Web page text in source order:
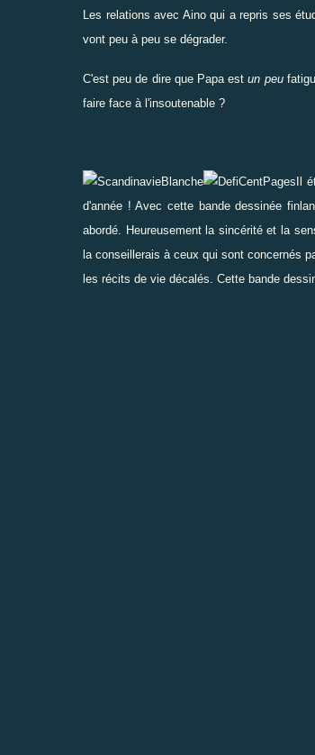
Les relations avec Aino qui a repris ses
vont peu à peu se dégrader.
C'est peu de dire que Papa estun peu
faire face à l'insoutenable ?
Il
d'année ! Avec cette bande dessinée
abordé. Heureusement la sincérité et la
la conseillerais à ceux qui sont concernés
les récits de vie décalés. Cette bande